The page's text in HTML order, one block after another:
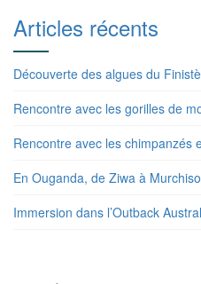
Articles récents
Découverte des algues du
Rencontre avec les gorilles de
Rencontre avec les chimpanzés
En Ouganda, de Ziwa à
Immersion dans l’Outback